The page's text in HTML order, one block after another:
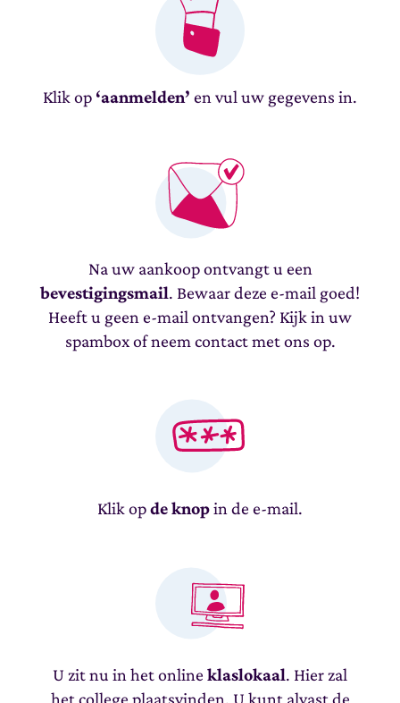
Klik op ‘aanmelden’ en vul uw gegevens in.
Na uw aankoop ontvangt u een
bevestigingsmail. Bewaar deze e-mail goed!
Heeft u geen e-mail ontvangen? Kijk in uw
spambox of neem contact met ons op.
Klik opde knopin de e-mail.
U zit nu in het online klaslokaal. Hier zal
het college plaatsvinden. U kunt alvast de